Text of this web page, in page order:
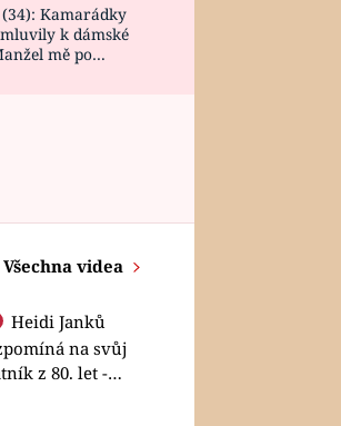
(34): Kamarádky
k dámské
mě po
Všechna videa
Heidi Janků
na svůj
z 80. let -